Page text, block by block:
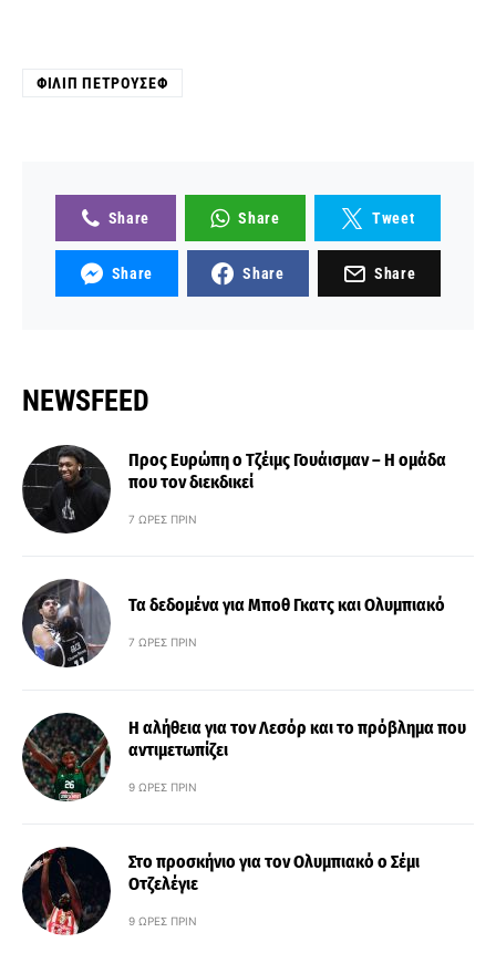
ΦΊΛΙΠ ΠΕΤΡΟΎΣΕΦ
Share Share Tweet
Share Share Share
NEWSFEED
Προς Ευρώπη ο Τζέιμς Γουάισμαν – Η ομάδα
που τον διεκδικεί
7 ΏΡΕΣ ΠΡΙΝ
Τα δεδομένα για Μποθ Γκατς και Ολυμπιακό
7 ΏΡΕΣ ΠΡΙΝ
Η αλήθεια για τον Λεσόρ και το πρόβλημα που
αντιμετωπίζει
9 ΏΡΕΣ ΠΡΙΝ
Στο προσκήνιο για τον Ολυμπιακό ο Σέμι
Οτζελέγιε
9 ΏΡΕΣ ΠΡΙΝ